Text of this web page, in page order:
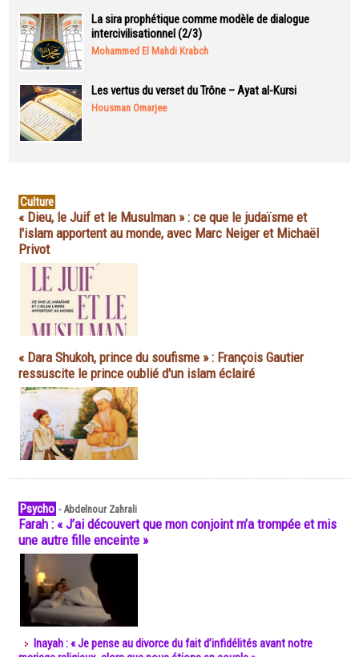
La sira prophétique comme modèle de dialogue
intercivilisationnel (2/3)
Mohammed El Mahdi Krabch
Les vertus du verset du Trône – Ayat al-Kursi
Housman Omarjee
Culture
« Dieu, le Juif et le Musulman » : ce que le judaïsme et
l'islam apportent au monde, avec Marc Neiger et Michaël
Privot
« Dara Shukoh, prince du soufisme » : François Gautier
ressuscite le prince oublié d'un islam éclairé
Psycho -Abdelnour Zahrali
Farah : « J’ai découvert que mon conjoint m’a trompée et mis
une autre fille enceinte »
Inayah : « Je pense au divorce du fait d’infidélités avant notre